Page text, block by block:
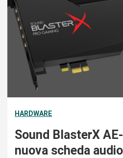
HARDWARE
Sound BlasterX
nuova scheda